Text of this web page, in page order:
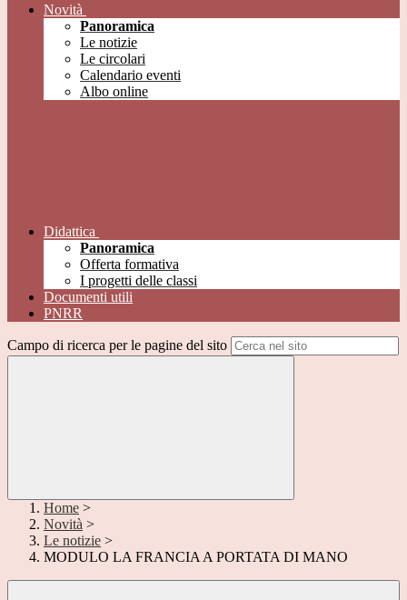
Novità
Panoramica
Le notizie
Le circolari
Calendario eventi
Albo online
Didattica
Panoramica
Offerta formativa
I progetti delle classi
Documenti utili
PNRR
Campo di ricerca per le pagine del sito
Home >
Novità >
Le notizie >
MODULO LA FRANCIA A PORTATA DI MANO